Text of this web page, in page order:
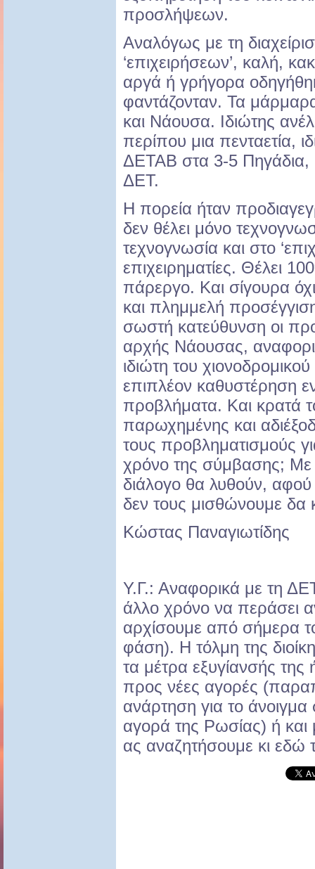
προσλήψεων.
Αναλόγως με τη
‘επιχειρήσεων’, καλή,
αργά ή γρήγορα
φαντάζονταν. Τα
και Νάουσα. Ιδιώτης
περίπου μια πενταετία,
ΔΕΤΑΒ στα 3-5 Πηγάδια,
ΔΕΤ.
Η πορεία ήταν
δεν θέλει μόνο
τεχνογνωσία και στο
επιχειρηματίες. Θέλει
πάρεργο. Και σίγουρα
και πλημμελή
σωστή κατεύθυνση οι
αρχής Νάουσας,
ιδιώτη του
επιπλέον καθυστέρηση
προβλήματα. Και κρατά
παρωχημένης και
τους προβληματισμούς
χρόνο της σύμβασης; Με
διάλογο θα λυθούν,
δεν τους μισθώνουμε
Κώστας Παναγιωτίδης
Υ.Γ.: Αναφορικά με τη
άλλο χρόνο να περάσει
αρχίσουμε από σήμερα
φάση). Η τόλμη της
τα μέτρα εξυγίανσής της
προς νέες αγορές
ανάρτηση για το
αγορά της Ρωσίας) ή και
ας αναζητήσουμε κι εδώ